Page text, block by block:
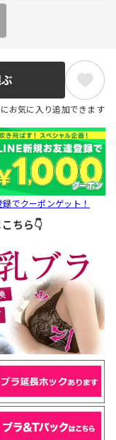
お気に入り追加できます
録でクーポンゲット！
ちら👇